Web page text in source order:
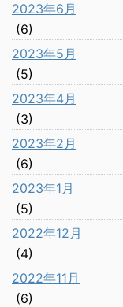
2023年6月
(6)
2023年5月
(5)
2023年4月
(3)
2023年2月
(6)
2023年1月
(5)
2022年12月
(4)
2022年11月
(6)